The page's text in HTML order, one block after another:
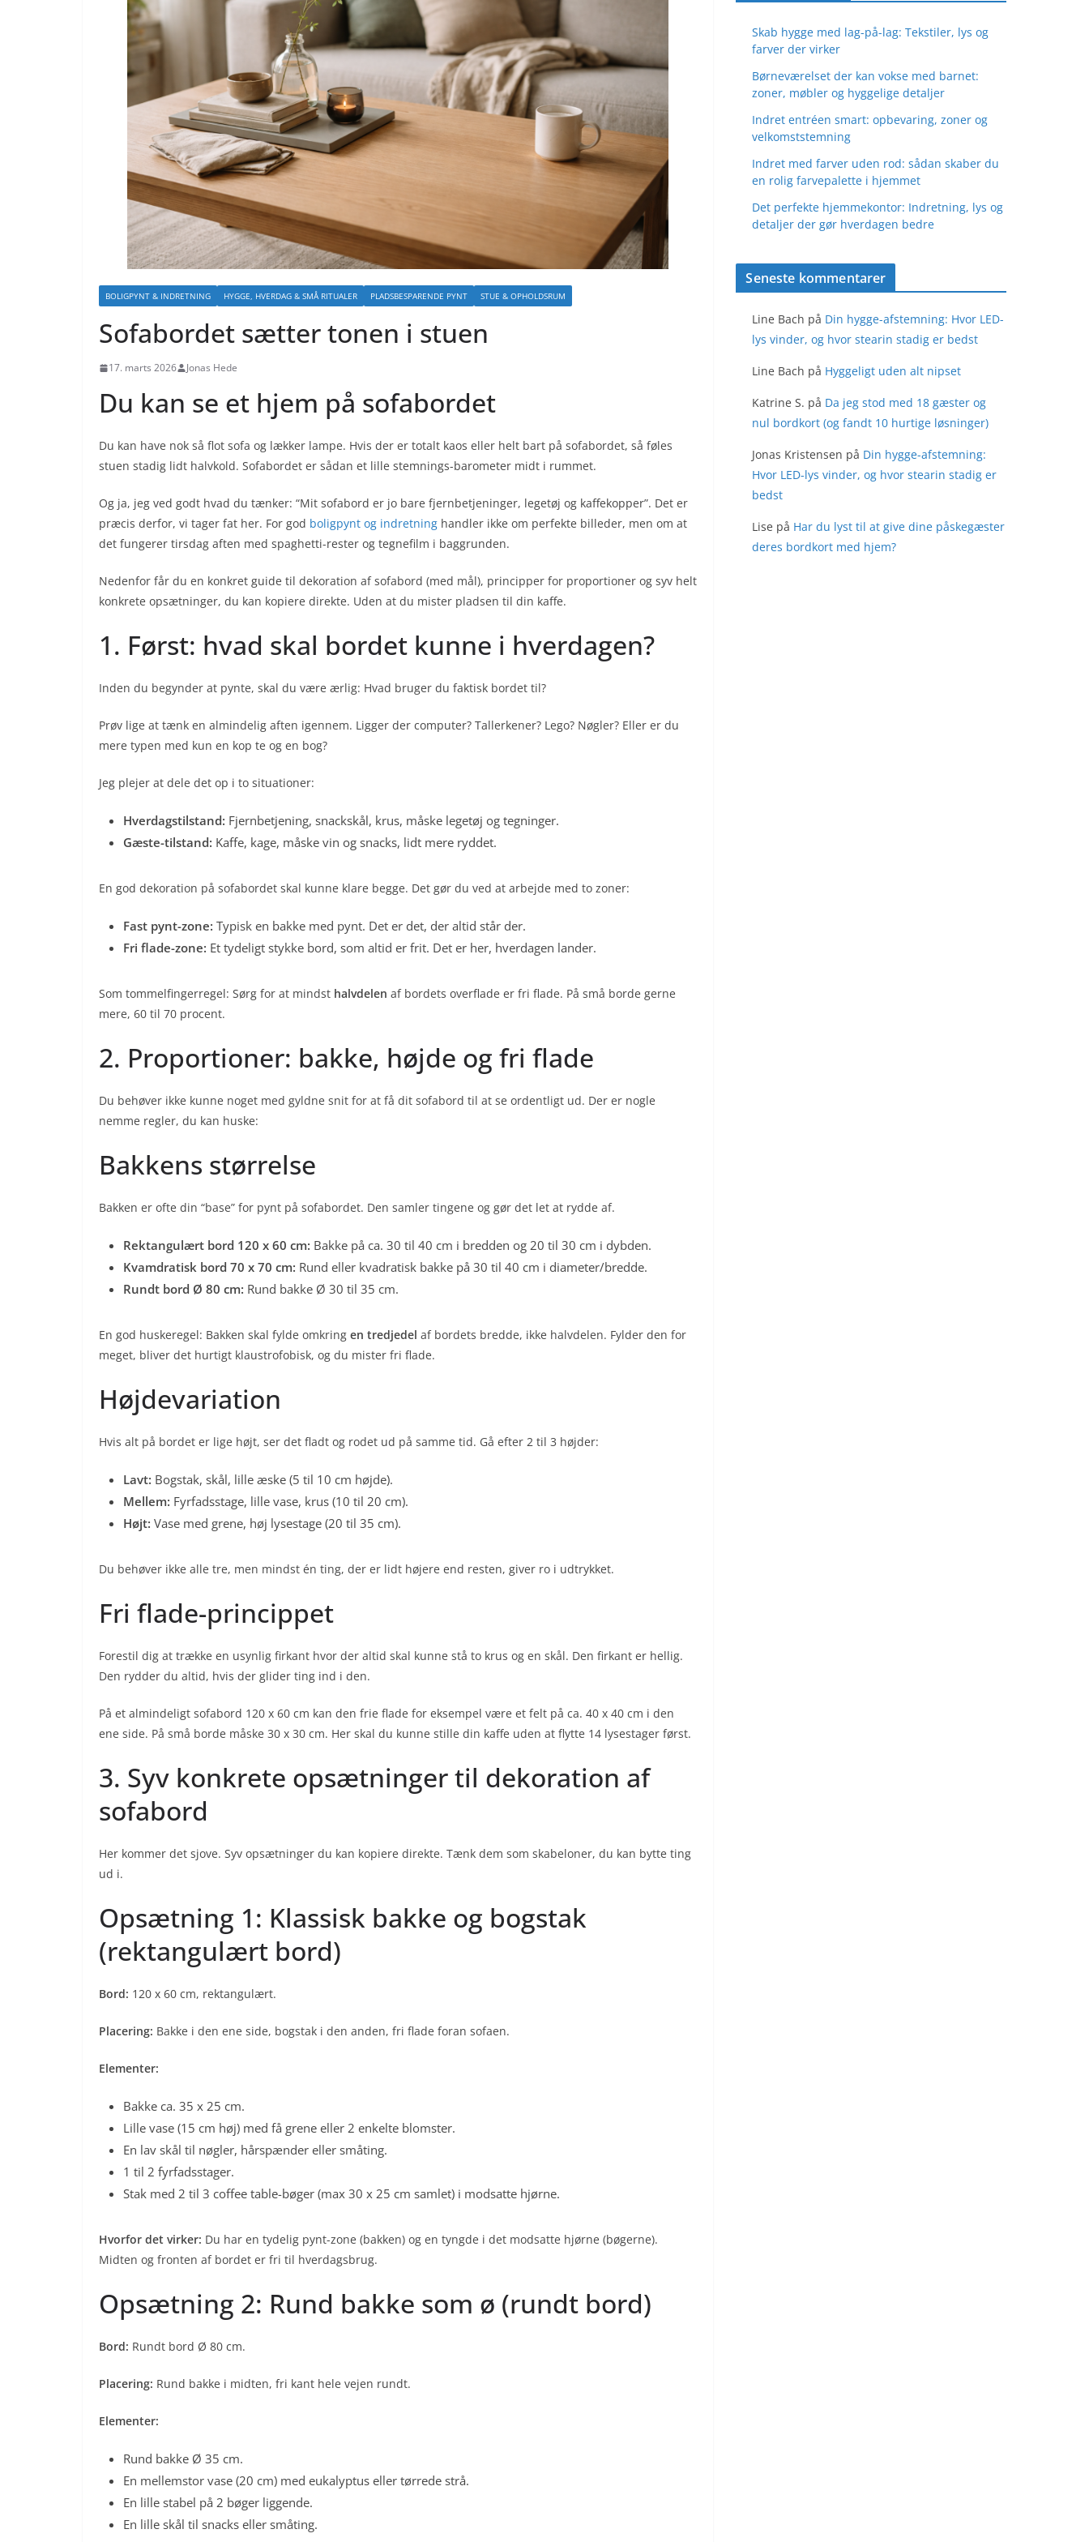
BOLIGPYNT & INDRETNING HYGGE, HVERDAG & SMÅ RITUALER PLADSBESPARENDE PYNT STUE & OPHOLDSRUM
Sofabordet sætter tonen i stuen
17. marts 2026 Jonas Hede
Du kan se et hjem på sofabordet
Du kan have nok så flot sofa og lækker lampe. Hvis der er totalt kaos eller helt bart på sofabordet, så føles
stuen stadig lidt halvkold. Sofabordet er sådan et lille stemnings-barometer midt i rummet.
Og ja, jeg ved godt hvad du tænker: “Mit sofabord er jo bare fjernbetjeninger, legetøj og kaffekopper”. Det er
præcis derfor, vi tager fat her. For god boligpynt og indretning handler ikke om perfekte billeder, men om at
det fungerer tirsdag aften med spaghetti-rester og tegnefilm i baggrunden.
Nedenfor får du en konkret guide til dekoration af sofabord (med mål), principper for proportioner og syv helt
konkrete opsætninger, du kan kopiere direkte. Uden at du mister pladsen til din kaffe.
1. Først: hvad skal bordet kunne i hverdagen?
Inden du begynder at pynte, skal du være ærlig: Hvad bruger du faktisk bordet til?
Prøv lige at tænk en almindelig aften igennem. Ligger der computer? Tallerkener? Lego? Nøgler? Eller er du
mere typen med kun en kop te og en bog?
Jeg plejer at dele det op i to situationer:
Hverdagstilstand: Fjernbetjening, snackskål, krus, måske legetøj og tegninger.
Gæste-tilstand: Kaffe, kage, måske vin og snacks, lidt mere ryddet.
En god dekoration på sofabordet skal kunne klare begge. Det gør du ved at arbejde med to zoner:
Fast pynt-zone: Typisk en bakke med pynt. Det er det, der altid står der.
Fri flade-zone: Et tydeligt stykke bord, som altid er frit. Det er her, hverdagen lander.
Som tommelfingerregel: Sørg for at mindst halvdelen af bordets overflade er fri flade. På små borde gerne
mere, 60 til 70 procent.
2. Proportioner: bakke, højde og fri flade
Du behøver ikke kunne noget med gyldne snit for at få dit sofabord til at se ordentligt ud. Der er nogle
nemme regler, du kan huske:
Bakkens størrelse
Bakken er ofte din “base” for pynt på sofabordet. Den samler tingene og gør det let at rydde af.
Rektangulært bord 120 x 60 cm: Bakke på ca. 30 til 40 cm i bredden og 20 til 30 cm i dybden.
Kvamdratisk bord 70 x 70 cm: Rund eller kvadratisk bakke på 30 til 40 cm i diameter/bredde.
Rundt bord Ø 80 cm: Rund bakke Ø 30 til 35 cm.
En god huskeregel: Bakken skal fylde omkring en tredjedel af bordets bredde, ikke halvdelen. Fylder den for
meget, bliver det hurtigt klaustrofobisk, og du mister fri flade.
Højdevariation
Hvis alt på bordet er lige højt, ser det fladt og rodet ud på samme tid. Gå efter 2 til 3 højder:
Lavt: Bogstak, skål, lille æske (5 til 10 cm højde).
Mellem: Fyrfadsstage, lille vase, krus (10 til 20 cm).
Højt: Vase med grene, høj lysestage (20 til 35 cm).
Du behøver ikke alle tre, men mindst én ting, der er lidt højere end resten, giver ro i udtrykket.
Fri flade-princippet
Forestil dig at trække en usynlig firkant hvor der altid skal kunne stå to krus og en skål. Den firkant er hellig.
Den rydder du altid, hvis der glider ting ind i den.
På et almindeligt sofabord 120 x 60 cm kan den frie flade for eksempel være et felt på ca. 40 x 40 cm i den
ene side. På små borde måske 30 x 30 cm. Her skal du kunne stille din kaffe uden at flytte 14 lysestager først.
3. Syv konkrete opsætninger til dekoration af
sofabord
Her kommer det sjove. Syv opsætninger du kan kopiere direkte. Tænk dem som skabeloner, du kan bytte ting
ud i.
Opsætning 1: Klassisk bakke og bogstak
(rektangulært bord)
Bord: 120 x 60 cm, rektangulært.
Placering: Bakke i den ene side, bogstak i den anden, fri flade foran sofaen.
Elementer:
Bakke ca. 35 x 25 cm.
Lille vase (15 cm høj) med få grene eller 2 enkelte blomster.
En lav skål til nøgler, hårspænder eller småting.
1 til 2 fyrfadsstager.
Stak med 2 til 3 coffee table-bøger (max 30 x 25 cm samlet) i modsatte hjørne.
Hvorfor det virker: Du har en tydelig pynt-zone (bakken) og en tyngde i det modsatte hjørne (bøgerne).
Midten og fronten af bordet er fri til hverdagsbrug.
Opsætning 2: Rund bakke som ø (rundt bord)
Bord: Rundt bord Ø 80 cm.
Placering: Rund bakke i midten, fri kant hele vejen rundt.
Elementer:
Rund bakke Ø 35 cm.
En mellemstor vase (20 cm) med eukalyptus eller tørrede strå.
En lille stabel på 2 bøger liggende.
En lille skål til snacks eller småting.
Skab hygge med lag-på-lag: Tekstiler, lys og
farver der virker
Børneværelset der kan vokse med barnet:
zoner, møbler og hyggelige detaljer
Indret entréen smart: opbevaring, zoner og
velkomststemning
Indret med farver uden rod: sådan skaber du
en rolig farvepalette i hjemmet
Det perfekte hjemmekontor: Indretning, lys og
detaljer der gør hverdagen bedre
Seneste kommentarer
Line Bach på Din hygge-afstemning: Hvor LED-
lys vinder, og hvor stearin stadig er bedst
Line Bach på Hyggeligt uden alt nipset
Katrine S. på Da jeg stod med 18 gæster og
nul bordkort (og fandt 10 hurtige løsninger)
Jonas Kristensen på Din hygge-afstemning:
Hvor LED-lys vinder, og hvor stearin stadig er
bedst
Lise på Har du lyst til at give dine påskegæster
deres bordkort med hjem?